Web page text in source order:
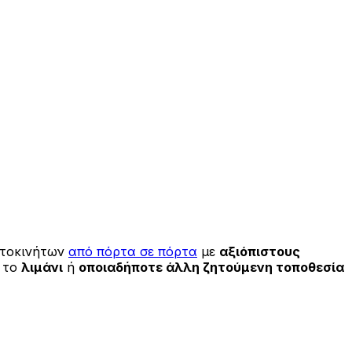
από πόρτα σε πόρτα με αξιόπιστους
λιμάνι ή οποιαδήποτε άλλη ζητούμενη τοποθεσία